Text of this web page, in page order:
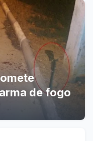
de fogo